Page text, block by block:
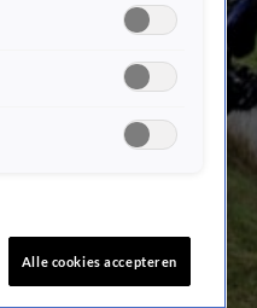
Alle cookies accepteren